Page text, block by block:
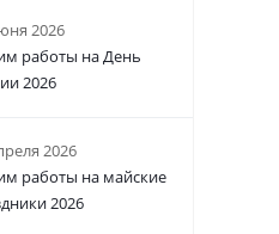
2026
работы на День
2026
2026
работы на майские
2026